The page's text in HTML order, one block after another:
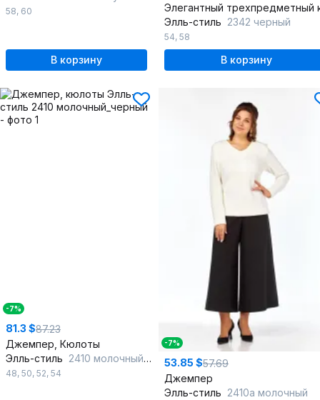
58, 60
В корзину
Элль-стиль 2342 черный
54, 58
В корзину
-7%
81.3 $87.23
Джемпер, Кюлоты
Элль-стиль 2410 молочный_черный
48, 50, 52, 54
-7%
53.85 $57.69
Джемпер
Элль-стиль 2410а молочный